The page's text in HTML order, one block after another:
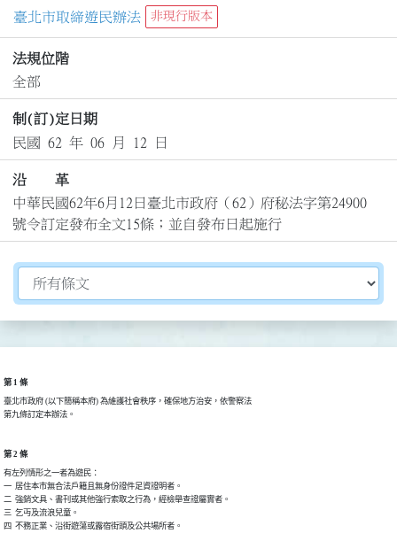
臺北市取締遊民辦法
非現行版本
法規位階
全部
制(訂)定日期
民國 62 年 06 月 12 日
沿 革
中華民國62年6月12日臺北市政府（62）府秘法字第24900
號令訂定發布全文15條；並自發布日起施行
切換選擇法規資訊內容
第 1 條
臺北市政府 (以下簡稱本府) 為維護社會秩序，確保地方治安，依警察法
第 2 條
有左列情形之一者為遊民：
一  居住本市無合法戶籍且無身份證件足資證明者。
二  強銷文具、書刊或其他強行索取之行為，經檢舉查證屬實者。
三  乞丏及流浪兒童。